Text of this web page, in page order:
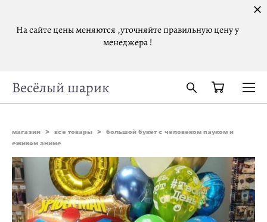
На сайте цены меняются ,уточняйте правильную цену у
менеджера !
Весёлый шарик
магазин > все товары >
большой букет с человеком пауком и
ежиком аниме